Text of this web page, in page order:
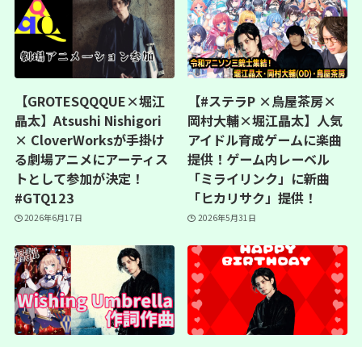
【GROTESQQQUE×堀江
晶太】Atsushi Nishigori
× CloverWorksが手掛け
る劇場アニメにアーティス
トとして参加が決定！
#GTQ123
2026年6月17日
【#ステラP ×烏屋茶房×
岡村大輔×堀江晶太】人気
アイドル育成ゲームに楽曲
提供！ゲーム内レーベル
「ミライリンク」に新曲
「ヒカリサク」提供！
2026年5月31日